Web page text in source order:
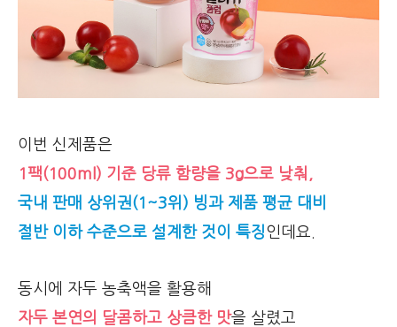
이번 신제품은
1팩(100ml) 기준 당류 함량을 3g으로 낮춰,
국내 판매 상위권(1~3위) 빙과 제품 평균 대비
절반 이하 수준으로 설계한 것이 특징인데요.
동시에 자두 농축액을 활용해
자두 본연의 달콤하고 상큼한 맛을 살렸고